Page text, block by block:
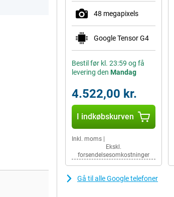
48 megapixels
Google Tensor G4
Bestil før kl. 23:59 og få
levering den Mandag
4.522,00 kr.
I indkøbskurven
Inkl. moms
Ekskl.
forsendelsesomkostninger
Gå til alle Google telefoner